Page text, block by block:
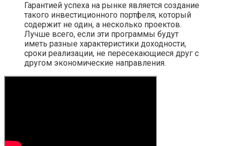
Гарантией успеха на рынке является создание
такого инвестиционного портфеля, который
содержит не один, а несколько проектов.
Лучше всего, если эти программы будут
иметь разные характеристики доходности,
сроки реализации, не пересекающиеся друг с
другом экономические направления.